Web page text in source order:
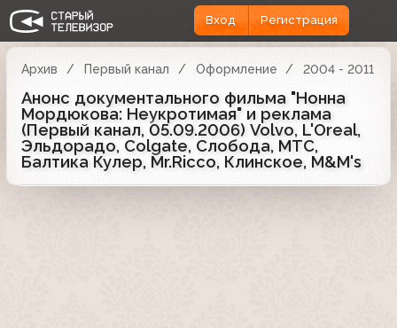
Вход Регистрация
Архив Первый канал Оформление 2004 - 2011
Анонс документального фильма "Нонна
Мордюкова: Неукротимая" и реклама
(Первый канал, 05.09.2006) Volvo, L'Oreal,
Эльдорадо, Colgate, Слобода, МТС,
Балтика Кулер, Mr.Ricco, Клинское, M&M's